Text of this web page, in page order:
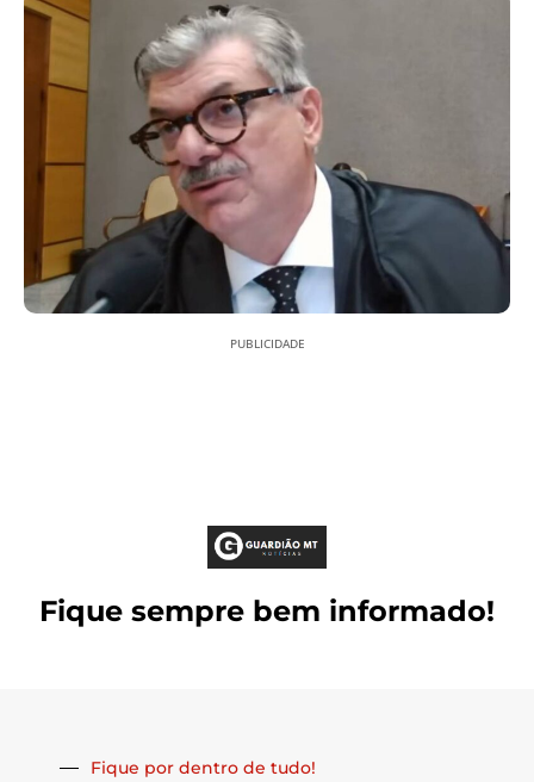
PUBLICIDADE
Fique sempre bem informado!
Fique por dentro de tudo!